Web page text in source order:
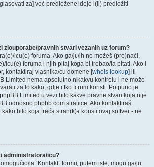
za] već predložene ideje i(li) predložiti
zlouporabe/pravnih stvari vezanih uz forum?
icu(e) foruma. Ako ga/ju/ih ne možeš (pro)naći,
icu(e) foruma i njih pitaj koga bi trebao/la pitati. Ako i
kontaktiraj vlasnika/cu domene [whois lookup] ili
Limited nema apsolutno nikakvu kontrolu i ne može
za to kako, gdje i tko forum koristi. Potpuno je
Limited u vezi bilo kakve pravne stvari koja nije
odnosno phpbb.com stranice. Ako kontaktiraš
bilo koja treća stran(k)a koristi ovaj softver - ne
administratora/icu?
la “Kontakt” formu, putem iste, mogu ga/ju